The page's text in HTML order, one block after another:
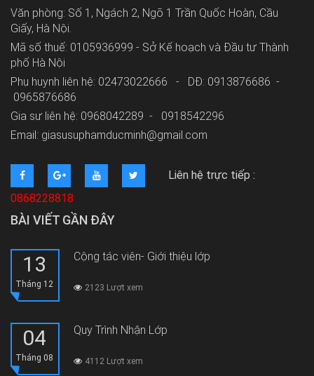
Văn phòng: Số 1, Ngách 2, Ngõ 1 Trần Quốc Hoàn, Cầu
Giấy, Hà Nội.
Mã số thuế: 0105936999 - Sở Kế hoạch và Đầu tư Thành
phố Hà Nội
Phụ huynh liên hệ: 02473022666 - DĐ: 0913876686 -
0965876686
Gia sư liên hệ: 0968042289 - 0918542296
Email: giasusuphamducminh@gmail.com
Liên hệ trực tiếp :
0868228818
BÀI VIẾT GẦN ĐÂY
13
Tháng 12
Cộng tác viên- Giới thiệu lớp
2123 Lượt xem
04
Tháng 08
Quy Trình Nhận Lớp
4112 Lượt xem